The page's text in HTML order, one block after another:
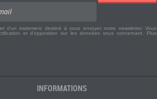
d'un traitement destiné à vous envoyer notre newsletter. Vous
et d'opposition sur les données vous concernant. Plus
INFORMATIONS